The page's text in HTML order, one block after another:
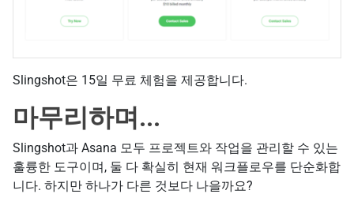
Slingshot은 15일 무료 체험을 제공합니다.
마무리하며...
Slingshot과 Asana 모두 프로젝트와 작업을 관리할 수 있는
훌륭한 도구이며, 둘 다 확실히 현재 워크플로우를 단순화합
니다. 하지만 하나가 다른 것보다 나을까요?